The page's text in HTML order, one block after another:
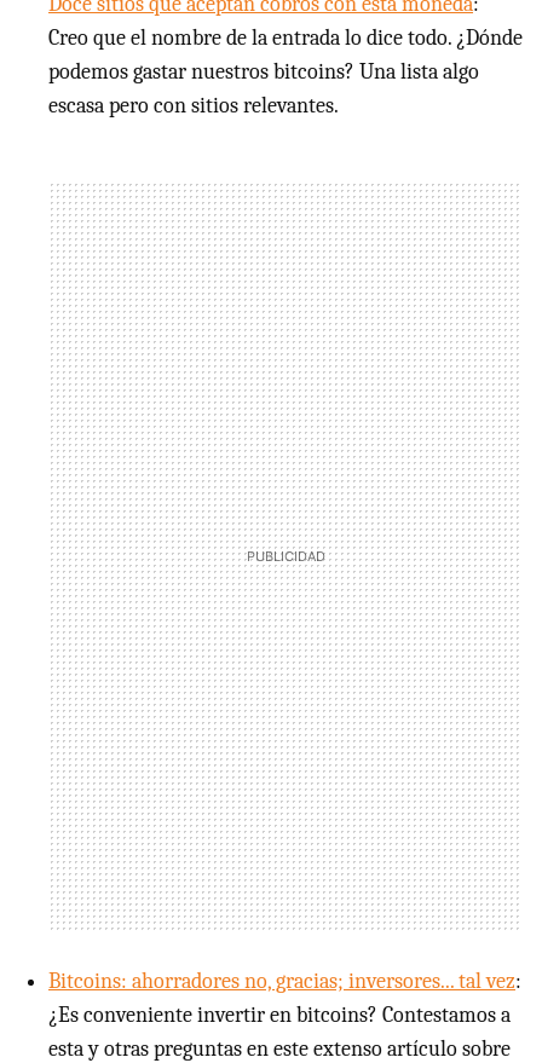
Creo que el nombre de la entrada lo dice todo. ¿Dónde
podemos gastar nuestros bitcoins? Una lista algo
escasa pero con sitios relevantes.
Bitcoins: ahorradores no, gracias; inversores... tal vez:
¿Es conveniente invertir en bitcoins? Contestamos a
esta y otras preguntas en este extenso artículo sobre